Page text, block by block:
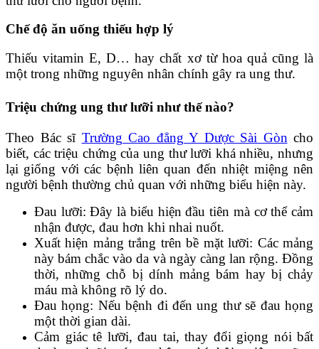
Chế độ ăn uống thiếu hợp lý
Thiếu vitamin E, D… hay chất xơ từ hoa quả cũng là
một trong những nguyên nhân chính gây ra ung thư.
Triệu chứng ung thư lưỡi như thế nào?
Theo Bác sĩ Trường Cao đẳng Y Dược Sài Gòn cho
biết, các triệu chứng của ung thư lưỡi khá nhiều, nhưng
lại giống với các bệnh liên quan đến nhiệt miệng nên
người bệnh thường chủ quan với những biểu hiện này.
Đau lưỡi: Đây là biểu hiện đầu tiên mà cơ thể cảm
nhận được, đau hơn khi nhai nuốt.
Xuất hiện mảng trắng trên bề mặt lưỡi: Các mảng
này bám chắc vào da và ngày càng lan rộng. Đồng
thời, những chỗ bị dính mảng bám hay bị chảy
máu mà không rõ lý do.
Đau họng: Nếu bệnh đi đến ung thư sẽ đau họng
một thời gian dài.
Cảm giác tê lưỡi, đau tai, thay đổi giọng nói bất